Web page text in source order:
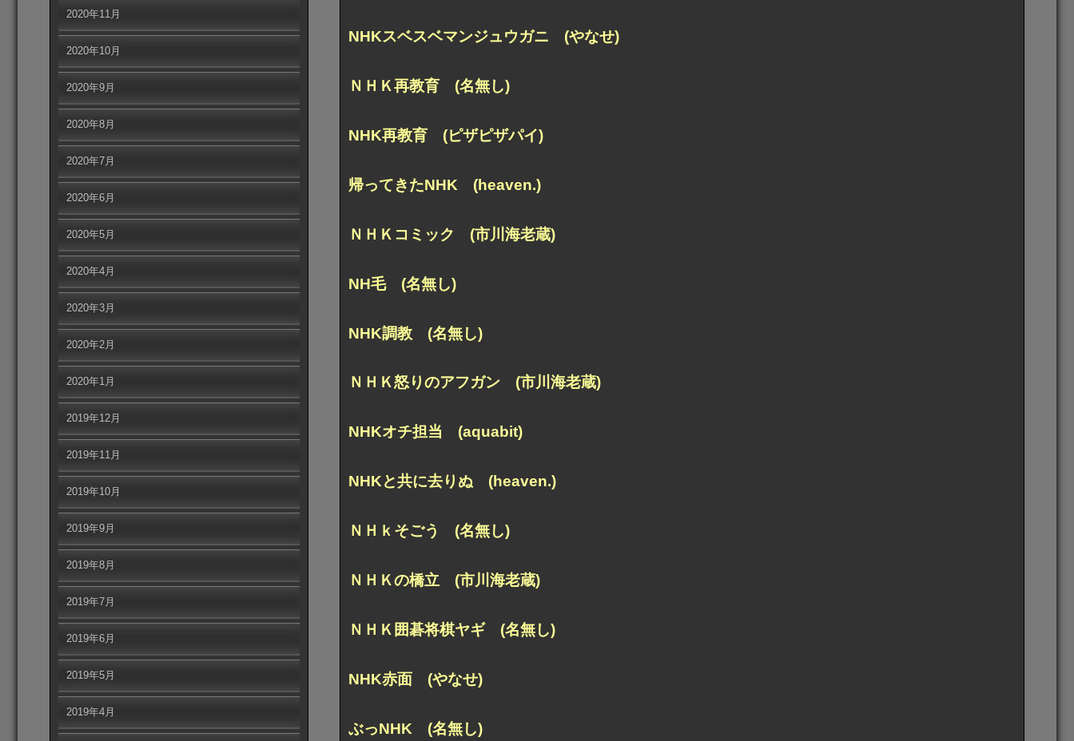
NHKスベスベマンジュウガニ (やなせ)
ＮＨＫ再教育 (名無し)
NHK再教育 (ピザピザパイ)
帰ってきたNHK (heaven.)
ＮＨＫコミック (市川海老蔵)
NH毛 (名無し)
NHK調教 (名無し)
ＮＨＫ怒りのアフガン (市川海老蔵)
NHKオチ担当 (aquabit)
NHKと共に去りぬ (heaven.)
ＮＨｋそごう (名無し)
ＮＨＫの橋立 (市川海老蔵)
ＮＨＫ囲碁将棋ヤギ (名無し)
NHK赤面 (やなせ)
ぶっNHK (名無し)
2020年11月
2020年10月
2020年9月
2020年8月
2020年7月
2020年6月
2020年5月
2020年4月
2020年3月
2020年2月
2020年1月
2019年12月
2019年11月
2019年10月
2019年9月
2019年8月
2019年7月
2019年6月
2019年5月
2019年4月